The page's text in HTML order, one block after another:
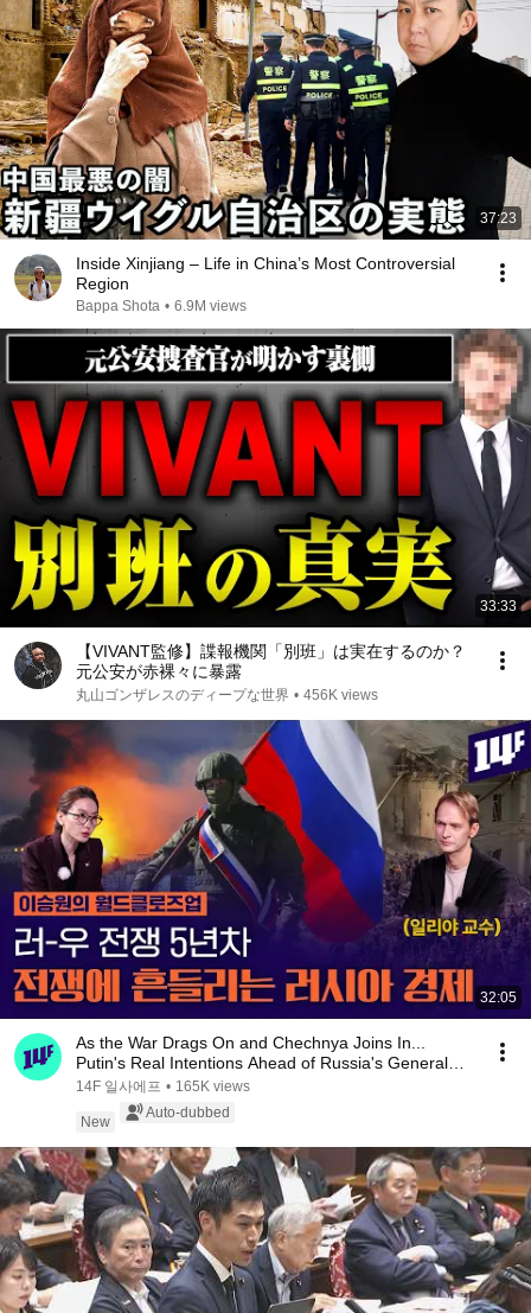
37:23
Inside Xinjiang – Life in China’s Most Controversial
Region
Bappa Shota • 6.9M views
33:33
【VIVANT監修】諜報機関「別班」は実在するのか？
元公安が赤裸々に暴露
丸山ゴンザレスのディープな世界 • 456K views
32:05
As the War Drags On and Chechnya Joins In...
Putin's Real Intentions Ahead of Russia's General
El...
14F 일사에프 • 165K views
New
Auto-dubbed